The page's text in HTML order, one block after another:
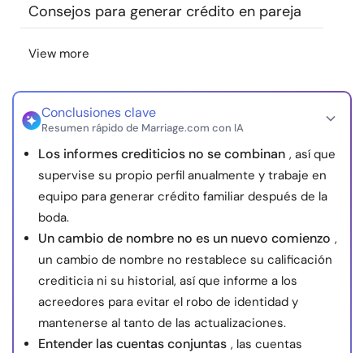
Consejos para generar crédito en pareja
View more
Conclusiones clave
Resumen rápido de Marriage.com con IA
Los informes crediticios no se combinan , así que
supervise su propio perfil anualmente y trabaje en
equipo para generar crédito familiar después de la
boda.
Un cambio de nombre no es un nuevo comienzo ,
un cambio de nombre no restablece su calificación
crediticia ni su historial, así que informe a los
acreedores para evitar el robo de identidad y
mantenerse al tanto de las actualizaciones.
Entender las cuentas conjuntas , las cuentas